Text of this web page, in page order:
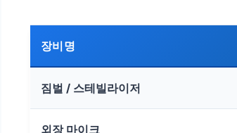
장비명
짐벌 / 스테빌라이저
외장 마이크